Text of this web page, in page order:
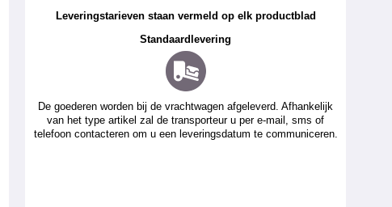
Leveringstarieven staan vermeld op elk productblad
Standaardlevering
De goederen worden bij de vrachtwagen afgeleverd. Afhankelijk
van het type artikel zal de transporteur u per e-mail, sms of
telefoon contacteren om u een leveringsdatum te communiceren.